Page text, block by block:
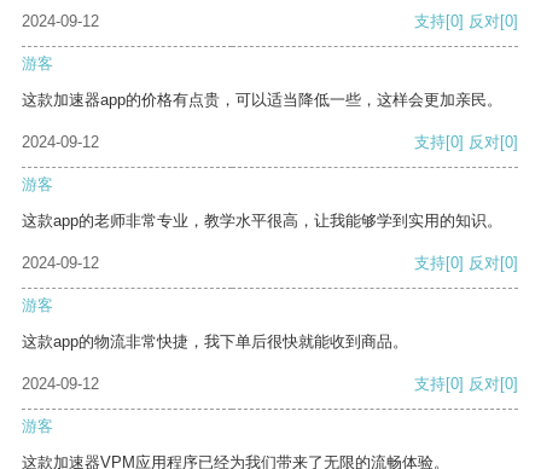
2024-09-12 支持[0] 反对[0]
游客
这款加速器app的价格有点贵，可以适当降低一些，这样会更加亲民。
2024-09-12 支持[0] 反对[0]
游客
这款app的老师非常专业，教学水平很高，让我能够学到实用的知识。
2024-09-12 支持[0] 反对[0]
游客
这款app的物流非常快捷，我下单后很快就能收到商品。
2024-09-12 支持[0] 反对[0]
游客
这款加速器VPM应用程序已经为我们带来了无限的流畅体验。